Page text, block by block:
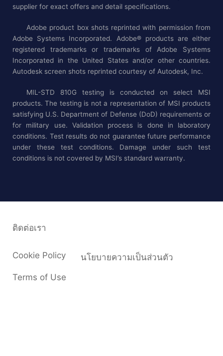
supplier for exact offers and detail specifications.
Adobe product box shots reprinted with permission from
Adobe Systems Incorporated. Adobe® products are either
registered trademarks or trademarks of Adobe Systems
Incorporated in the United States and/or other countries.
Autodesk screen shots reprinted courtesy of Autodesk, Inc.
MIL-STD 810G testing is conducted on select MSI
products. The testing is not a representation of MSI products
satisfying U.S. Department of Defense (DoD) requirements or
for military use. Validation process is done in laboratory
conditions. Test results do not guarantee future performance
under these test conditions. Damage under such test
conditions is not covered by MSI’s standard warranty.
Cookie Policy
นโยบายความเป็นส่วนตัว
Terms of Use
ติดต่อเรา